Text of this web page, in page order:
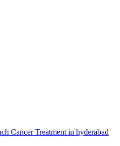
Cancer Treatment in hyderabad